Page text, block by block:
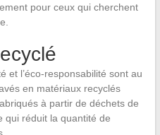
pour ceux qui cherchent
et l’éco-responsabilité sont au
en matériaux recyclés
à partir de déchets de
qui réduit la quantité de